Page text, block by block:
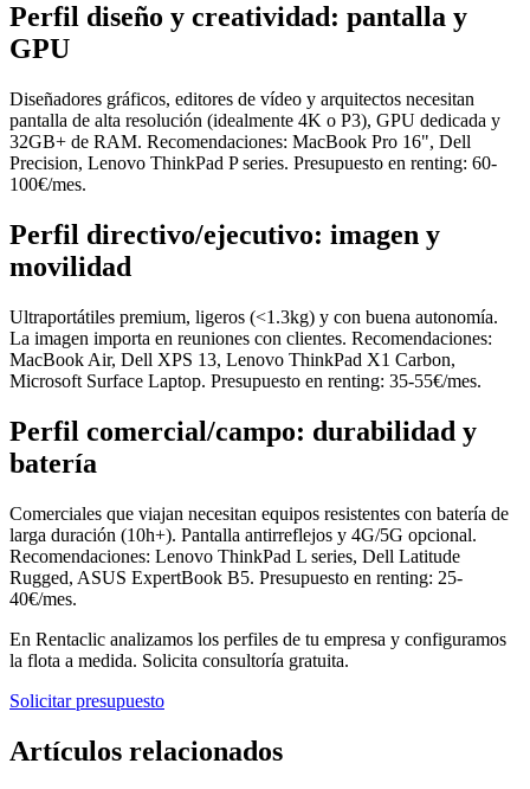
Perfil diseño y creatividad: pantalla y
GPU
Diseñadores gráficos, editores de vídeo y arquitectos necesitan
pantalla de alta resolución (idealmente 4K o P3), GPU dedicada y
32GB+ de RAM. Recomendaciones: MacBook Pro 16", Dell
Precision, Lenovo ThinkPad P series. Presupuesto en renting: 60-
100€/mes.
Perfil directivo/ejecutivo: imagen y
movilidad
Ultraportátiles premium, ligeros (<1.3kg) y con buena autonomía.
La imagen importa en reuniones con clientes. Recomendaciones:
MacBook Air, Dell XPS 13, Lenovo ThinkPad X1 Carbon,
Microsoft Surface Laptop. Presupuesto en renting: 35-55€/mes.
Perfil comercial/campo: durabilidad y
batería
Comerciales que viajan necesitan equipos resistentes con batería de
larga duración (10h+). Pantalla antirreflejos y 4G/5G opcional.
Recomendaciones: Lenovo ThinkPad L series, Dell Latitude
Rugged, ASUS ExpertBook B5. Presupuesto en renting: 25-
40€/mes.
En Rentaclic analizamos los perfiles de tu empresa y configuramos
la flota a medida. Solicita consultoría gratuita.
Solicitar presupuesto
Artículos relacionados